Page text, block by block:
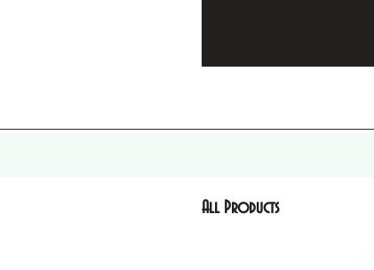
All Products